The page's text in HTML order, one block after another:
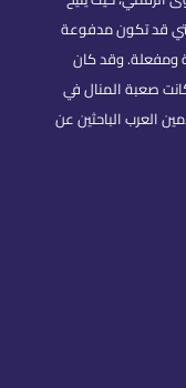
قد تكون مدفوعة
ومفعلة. وقد كان
كانت صعبة المنال في
العرب الباحثين عن